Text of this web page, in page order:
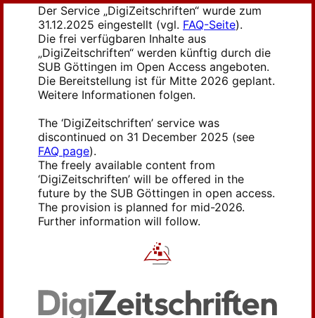
Der Service „DigiZeitschriften“ wurde zum
31.12.2025 eingestellt (vgl. FAQ-Seite).
Die frei verfügbaren Inhalte aus
„DigiZeitschriften“ werden künftig durch die
SUB Göttingen im Open Access angeboten.
Die Bereitstellung ist für Mitte 2026 geplant.
Weitere Informationen folgen.
The ‘DigiZeitschriften’ service was
discontinued on 31 December 2025 (see
FAQ page).
The freely available content from
‘DigiZeitschriften’ will be offered in the
future by the SUB Göttingen in open access.
The provision is planned for mid-2026.
Further information will follow.